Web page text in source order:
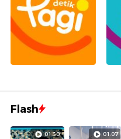
Flash
01:30 01:07